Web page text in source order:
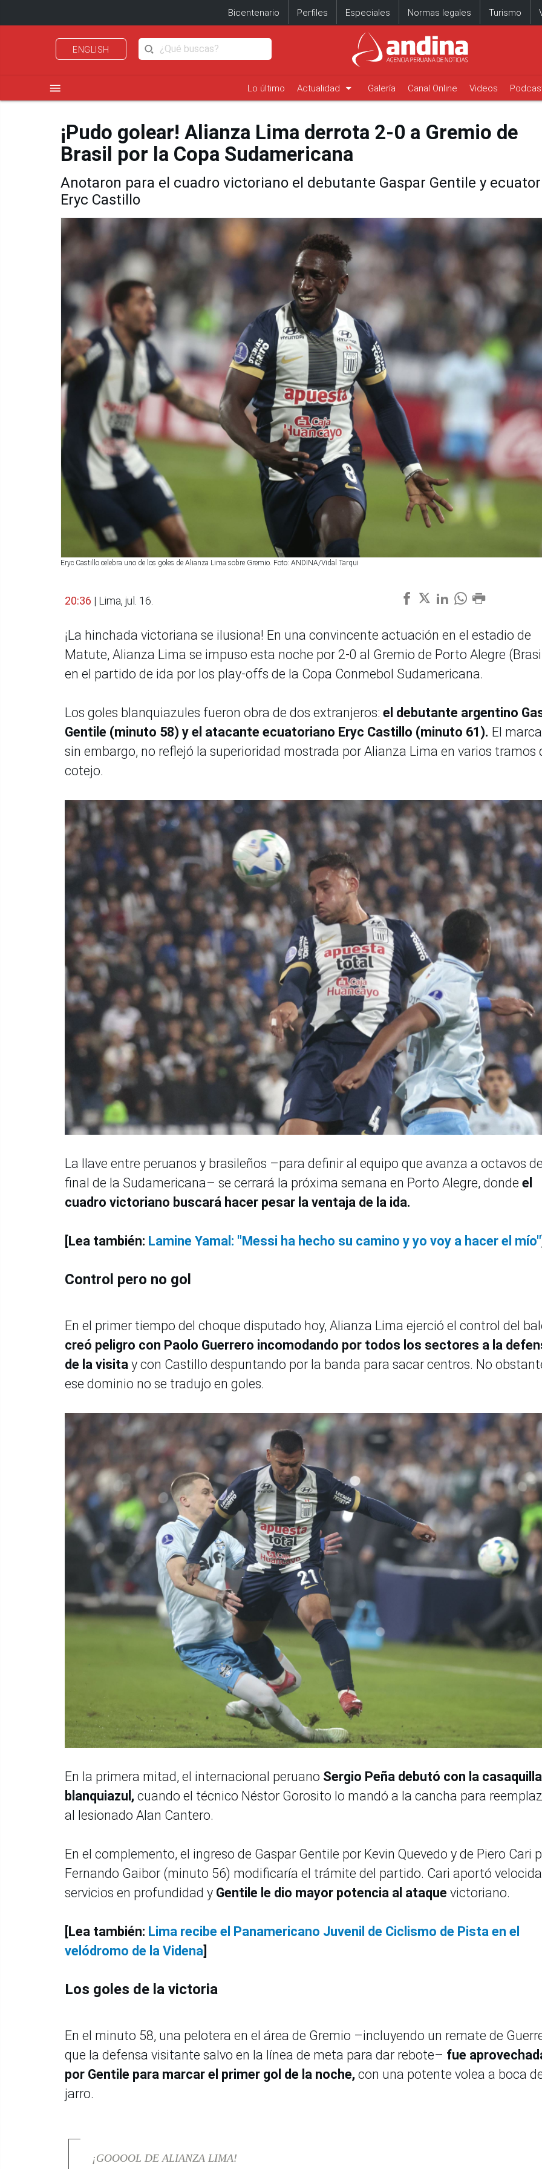
Bicentenario Perfiles Especiales Normas legales Turismo
ENGLISH
menu Lo último Actualidad arrow_drop_down Galería Canal Online Videos
¡Pudo golear! Alianza Lima derrota 2-0 a Gremio de
Brasil por la Copa Sudamericana
Anotaron para el cuadro victoriano el debutante Gaspar Gentile y
Eryc Castillo
Eryc Castillo celebra uno de los goles de Alianza Lima sobre Gremio. Foto: ANDINA/Vidal Tarqui
20:36 | Lima, jul. 16.
¡La hinchada victoriana se ilusiona! En una convincente actuación en el estadio de
Matute, Alianza Lima se impuso esta noche por 2-0 al Gremio de Porto Alegre
en el partido de ida por los play-offs de la Copa Conmebol Sudamericana.
Los goles blanquiazules fueron obra de dos extranjeros: el debutante argentino
Gentile (minuto 58) y el atacante ecuatoriano Eryc Castillo (minuto 61). El
sin embargo, no reflejó la superioridad mostrada por Alianza Lima en varios tramos
cotejo.
La llave entre peruanos y brasileños –para definir al equipo que avanza a octavos
final de la Sudamericana– se cerrará la próxima semana en Porto Alegre, donde el
cuadro victoriano buscará hacer pesar la ventaja de la ida.
[Lea también: Lamine Yamal: "Messi ha hecho su camino y yo voy a hacer el mío"
Control pero no gol
En el primer tiempo del choque disputado hoy, Alianza Lima ejerció el control del
creó peligro con Paolo Guerrero incomodando por todos los sectores a la
de la visita y con Castillo despuntando por la banda para sacar centros. No
ese dominio no se tradujo en goles.
En la primera mitad, el internacional peruano Sergio Peña debutó con la casaquilla
blanquiazul, cuando el técnico Néstor Gorosito lo mandó a la cancha para
al lesionado Alan Cantero.
En el complemento, el ingreso de Gaspar Gentile por Kevin Quevedo y de Piero Cari
Fernando Gaibor (minuto 56) modificaría el trámite del partido. Cari aportó
servicios en profundidad y Gentile le dio mayor potencia al ataque victoriano.
[Lea también: Lima recibe el Panamericano Juvenil de Ciclismo de Pista en el
velódromo de la Videna]
Los goles de la victoria
En el minuto 58, una pelotera en el área de Gremio –incluyendo un remate de
que la defensa visitante salvo en la línea de meta para dar rebote– fue
por Gentile para marcar el primer gol de la noche, con una potente volea a boca
jarro.
¡GOOOOL DE ALIANZA LIMA!